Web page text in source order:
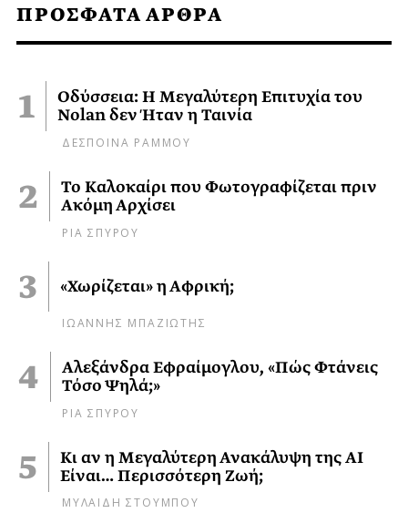
ΠΡΟΣΦΑΤΑ ΑΡΘΡΑ
Οδύσσεια: Η Μεγαλύτερη Επιτυχία του
Nolan δεν Ήταν η Ταινία
ΔΕΣΠΟΙΝΑ ΡΑΜΜΟΥ
Το Καλοκαίρι που Φωτογραφίζεται πριν
Ακόμη Αρχίσει
ΡΙΑ ΣΠΥΡΟΥ
«Χωρίζεται» η Αφρική;
ΙΩΑΝΝΗΣ ΜΠΑΖΙΩΤΗΣ
Αλεξάνδρα Εφραίμογλου, «Πώς Φτάνεις
Τόσο Ψηλά;»
ΡΙΑ ΣΠΥΡΟΥ
Κι αν η Μεγαλύτερη Ανακάλυψη της AI
Είναι… Περισσότερη Ζωή;
ΜΥΛΑΙΔΗ ΣΤΟΥΜΠΟΥ